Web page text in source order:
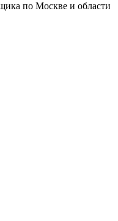
по Москве и области